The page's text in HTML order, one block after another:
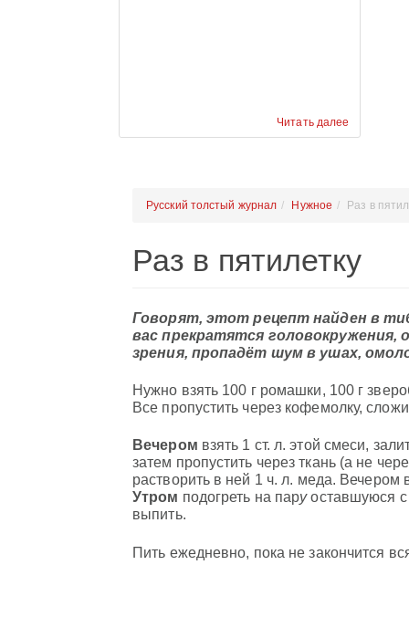
Читать далее
Русский толстый журнал Нужное Раз в
Раз в пятилетку
Говорят, этот рецепт найден в
вас прекратятся головокружения,
зрения, пропадёт шум в ушах,
Нужно взять 100 г ромашки, 100 г
Все пропустить через кофемолку,
Вечером взять 1 ст. л. этой смеси,
затем пропустить через ткань (а не
растворить в ней 1 ч. л. меда. Вечером
Утром подогреть на паруоставшуюся с
выпить.
Пить ежедневно, пока не закончится